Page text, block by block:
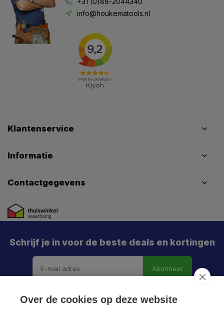
info@houkematools.nl
Klantenservice
Informatie
Contactgegevens
Schrijf je in voor de beste deals en kortingen
Abonneer
Over de cookies op deze website